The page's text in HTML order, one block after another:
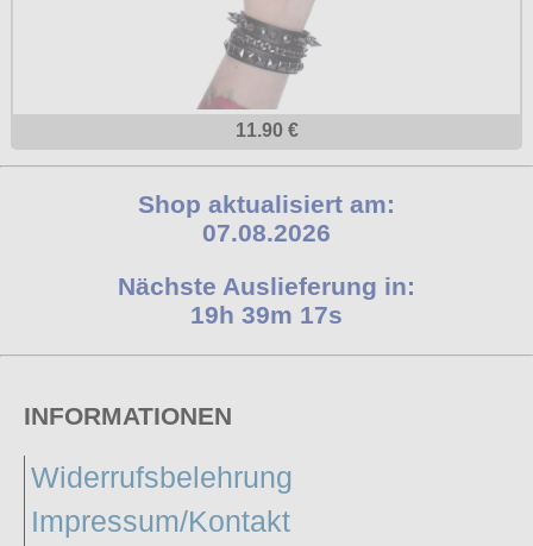
11.90 €
Shop aktualisiert am:
07.08.2026
Nächste Auslieferung in:
19h 39m 16s
INFORMATIONEN
Widerrufsbelehrung
Impressum/Kontakt